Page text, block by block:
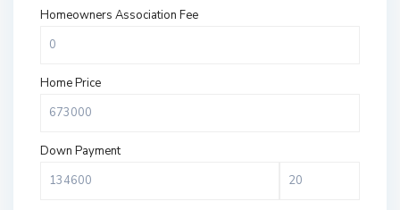
Homeowners Association Fee
Home Price
Down Payment